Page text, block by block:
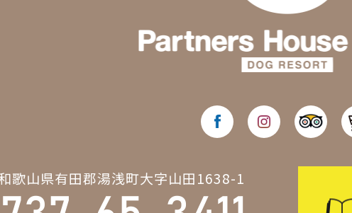
歌山県有田郡湯浅町大字山田1638-1